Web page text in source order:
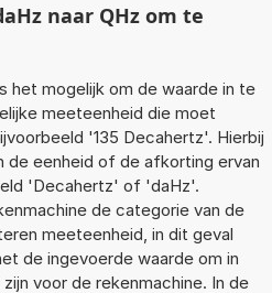
naar QHz om te
het mogelijk om de waarde in te
meeteenheid die moet
'135 Decahertz'. Hierbij
de eenheid of de afkorting ervan
'Decahertz' of 'daHz'.
de categorie van de
meeteenheid, in dit geval
de ingevoerde waarde om in
voor de rekenmachine. In de